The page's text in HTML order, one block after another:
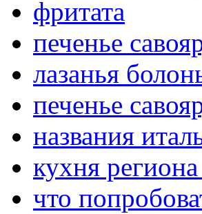
фритата
печенье
лазанья
печенье
названия
кухня
что